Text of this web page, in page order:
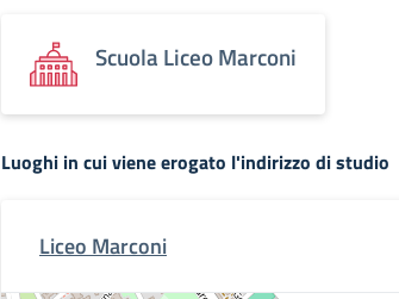
Scuola Liceo Marconi
Luoghi in cui viene erogato l'indirizzo di studio
Liceo Marconi